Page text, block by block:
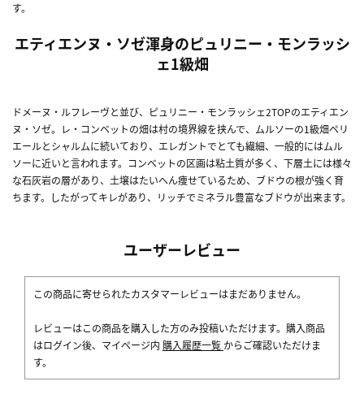
す。
エティエンヌ・ソゼ渾身のピュリニー・モンラッシ
ェ1級畑
ドメーヌ・ルフレーヴと並び、ピュリニー・モンラッシェ2TOPのエティエン
ヌ・ソゼ。レ・コンベットの畑は村の境界線を挟んで、ムルソーの1級畑ペリ
エールとシャルムに続いており、エレガントでとても繊細、一般的にはムル
ソーに近いと言われます。コンベットの区画は粘土質が多く、下層土には様々
な石灰岩の層があり、土壌はたいへん痩せているため、ブドウの根が強く育
ちます。したがってキレがあり、リッチでミネラル豊富なブドウが出来ます。
ユーザーレビュー
この商品に寄せられたカスタマーレビューはまだありません。
レビューはこの商品を購入した方のみ投稿いただけます。購入商品
はログイン後、マイページ内 購入履歴一覧 からご確認いただけま
す。